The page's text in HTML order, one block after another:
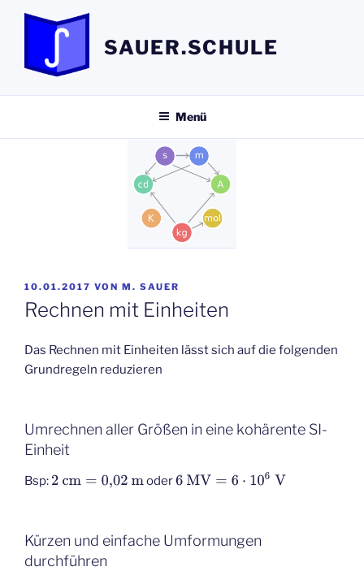
Zum
SAUER.SCHULE
Menü
VERÖFFENTLICHT
AM
10.01.2017 VON M. SAUER
Rechnen mit Einheiten
Das Rechnen mit Einheiten lässt sich auf die folgenden
Grundregeln reduzieren
Umrechnen aller Größen in eine kohärente SI-
Einheit
Bsp: 2 cm= 0,02m oder6 MV=6⋅106V
Kürzen und einfache Umformungen
durchführen